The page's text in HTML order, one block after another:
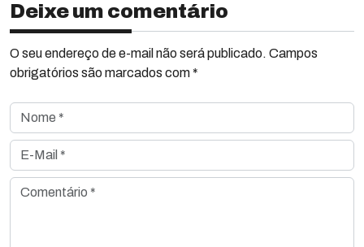
Deixe um comentário
O seu endereço de e-mail não será publicado. Campos
obrigatórios são marcados com *
Nome *
E-Mail *
Comentário *